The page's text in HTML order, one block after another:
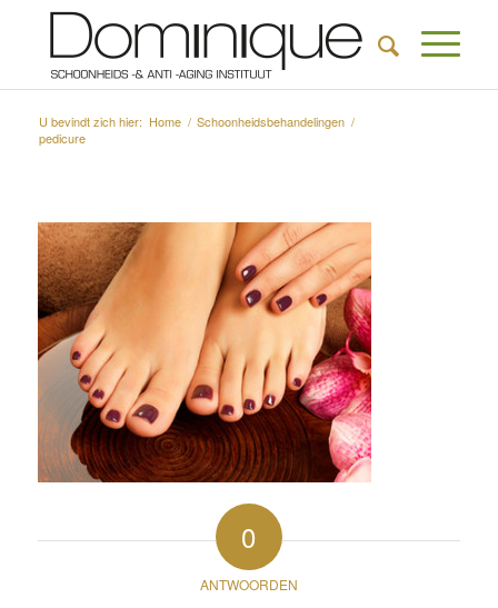
U bevindt zich hier: Home / Schoonheidsbehandelingen /
pedicure
0
ANTWOORDEN